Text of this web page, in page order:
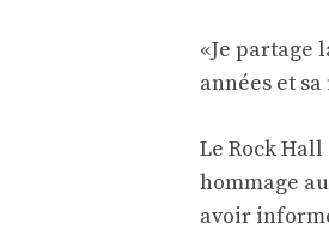
«Je partage
années et
Le Rock
hommage
avoir